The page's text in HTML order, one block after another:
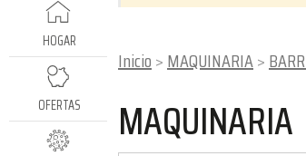
HOGAR
OFERTAS
Inicio MAQUINARIA
MAQUINARIA